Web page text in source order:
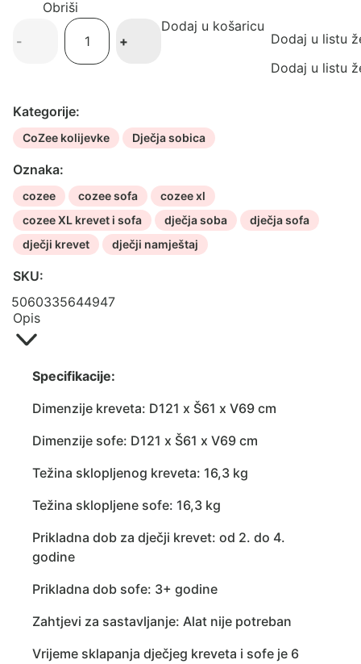
Obriši
XL
i
sofa
količina
- +
Dodaj u košaricu
Dodaj u listu
Dodaj u listu
Kategorije:
CoZee kolijevke Dječja sobica
Oznaka:
cozee cozee sofa
cozee xl
cozee XL krevet i sofa
dječja soba
dječja sofa
dječji krevet
dječji namještaj
SKU:
5060335644947
Opis
Specifikacije:
Dimenzije kreveta: D121 x Š61 x V69 cm
Dimenzije sofe: D121 x Š61 x V69 cm
Težina sklopljenog kreveta: 16,3 kg
Težina sklopljene sofe: 16,3 kg
Prikladna dob za dječji krevet: od 2. do 4.
godine
Prikladna dob sofe: 3+ godine
Zahtjevi za sastavljanje: Alat nije potreban
Vrijeme sklapanja dječjeg kreveta i sofe je 6